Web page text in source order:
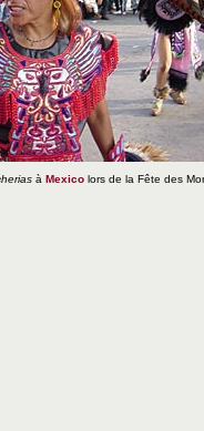
à Mexico lors de la Fête des